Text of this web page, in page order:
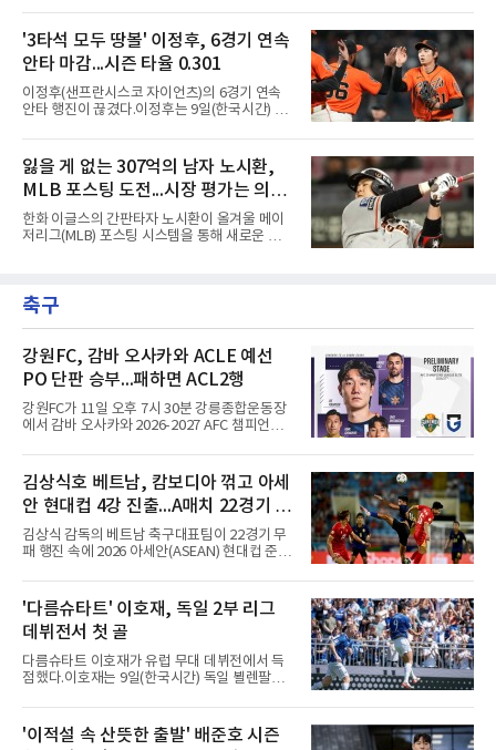
인트루이스에서 데뷔해 이듬해 마이애미로 이적
한 그는 2022년 리그 최다 228⅔이닝
김현수가 FA 시장에서 이적했던 충격적인 선례
가 소환되면서 벌써부터 팬들의 이목이 집중되
는 양상이다.다만 이번 협상은 과거 김현수 케이
스와는 판이하게 다른 환경 속에서 전개될 것으
로 보인다. 선수 측과 구단 간의 시각 차이가 팽
팽히 맞서며 내부 협상 과정은 극심한 진통을 겪
을 가능성이 크지만, 시장 외부에서 불어오는 변
에서 이탈하는 아픔을 겪었고, 이어진 2026시즌
초중반에도 실전 감각 회복
'3타석 모두 땅볼' 이정후, 6경기 연속
안타 마감...시즌 타율 0.301
이정후(샌프란시스코 자이언츠)의 6경기 연속
안타 행진이 끊겼다.이정후는 9일(한국시간) 미
트로이트 타이거스와의 홈경기에 2번 타자 우익
수로 출전해 3타수 무안타에 그쳤다. 시즌 타율
은 0.301로 하락했다. 1회와 4회 유격수 땅볼, 7
회 2루수 땅볼로 물러났고 9회초 대수비와 교체
됐다.샌프란시스코는 팀 전체가 2안타에 묶인
데다 7회 6실점이 겹쳐 0-8로 졌다.샌디에이고
파드리스 송성문은 휴스턴 애스트로스와의 홈경
잃을 게 없는 307억의 남자 노시환,
MLB 포스팅 도전...시장 평가는 의외
일 수 있어
한화 이글스의 간판타자 노시환이 올겨울 메이
저리그(MLB) 포스팅 시스템을 통해 새로운 도전
을 포함했다. 국내에서 이미 최고 수준의 대우와
확실한 입지를 확보한 만큼, 이번 메이저리그 도
이 없는 도전에 가깝다. 노시환은 이미 KBO리그
에서 연평균 약 28억 원에 달하는 대형 계약과
한화의 프랜차이즈 스타라는 지위를 얻었다. 만
약 MLB 구단들의 평가가 기대에 미치지 못하더
라도 돌아올 곳이 확실하다.그렇다고 포스팅 도
전의 의미가 작아지는 것은 아
축구
강원FC, 감바 오사카와 ACLE 예선
PO 단판 승부...패하면 ACL2행
강원FC가 11일 오후 7시 30분 강릉종합운동장
에서 감바 오사카와 2026-2027 AFC 챔피언스
승자는 ACLE 본선에 오르고 패자는 2부 격 대회
인 AFC 챔피언스리그2(ACL2)로 향한다. 강원은
2024시즌 K리그1 준우승 자격으로 나선 지난 시
즌 ACLE에서 창단 첫 아시아 무대를 경험하며
16강에 진출했고, 2025시즌 리그 5위로 이번 출
전권을 얻었다.감바 오사카는 2025-2026시즌
ACL2 결승에서 크리스티아누 호날두의 소속팀
기세도 좋다.최근 리그 2연패로 상승세가 끊긴
강원은 이번 승리로 반등을 노린다. 김대
김상식호 베트남, 캄보디아 꺾고 아세
안 현대컵 4강 진출...A매치 22경기 무
패 질주
김상식 감독의 베트남 축구대표팀이 22경기 무
패 행진 속에 2026 아세안(ASEAN) 현대컵 준결
딘 국립경기장에서 열린 캄보디아와의 조별리그
A조 4차전에서 응우옌 딘 박의 2골과 상대 자책
골을 묶어 3-1로 이겼다. 3승 1무 승점 10으로
싱가포르(승점 8)를 제치고 조 1위를 차지했고,
A매치 연속 무패는 22경기(19승 3무)로 늘렸다.
종전 자국 기록은 18경기였다.2년마다 열리는
현대컵은 '동남아의 월드컵'으로 불리며, 스즈키
패와 통산 4번째 우승을 노린다.준결승 상대 말
'다름슈타트' 이호재, 독일 2부 리그
데뷔전서 첫 골
다름슈타트 이호재가 유럽 무대 데뷔전에서 득
점했다.이호재는 9일(한국시간) 독일 뵐렌팔토
2027시즌 2.분데스리가(2부) 개막전에서 0-2로
뒤진 후반 추격골을 넣었다. 후반 15분 핀 라켄
마허와 교체 투입된 그는 후반 31분 페널티지역
'이적설 속 산뜻한 출발' 배준호 시즌